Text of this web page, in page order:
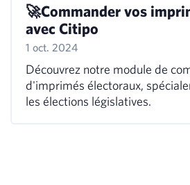
🚀Commander vos
avec Citipo
1 oct. 2024
Découvrez notre module de
d'imprimés électoraux,
les élections législatives.